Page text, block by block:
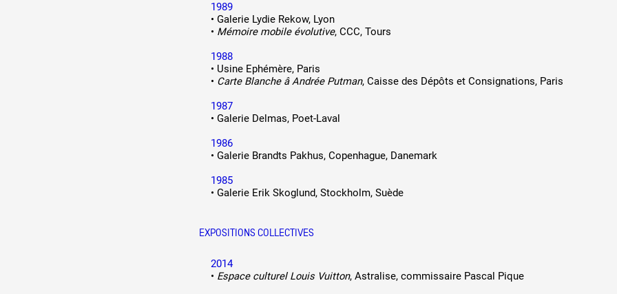
1989
• Galerie Lydie Rekow, Lyon
• Mémoire mobile évolutive, CCC, Tours
1988
• Usine Ephémère, Paris
• Carte Blanche â Andrée Putman, Caisse des Dépôts et Consignations, Paris
1987
• Galerie Delmas, Poet-Laval
1986
• Galerie Brandts Pakhus, Copenhague, Danemark
1985
• Galerie Erik Skoglund, Stockholm, Suède
EXPOSITIONS COLLECTIVES
2014
• Espace culturel Louis Vuitton, Astralise, commissaire Pascal Pique